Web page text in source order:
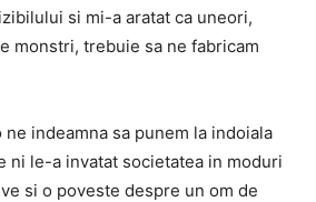
si mi-a aratat ca uneori,
monstri, trebuie sa ne fabricam
indeamna sa punem la indoiala
ni le-a invatat societatea in moduri
si o poveste despre un om de